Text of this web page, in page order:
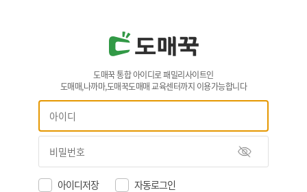
도매꾹 통합 아이디로 패밀리사이트인
도매매,나까마,도매꾹도매매 교육센터까지 이용가능합니다
아이디저장 자동로그인